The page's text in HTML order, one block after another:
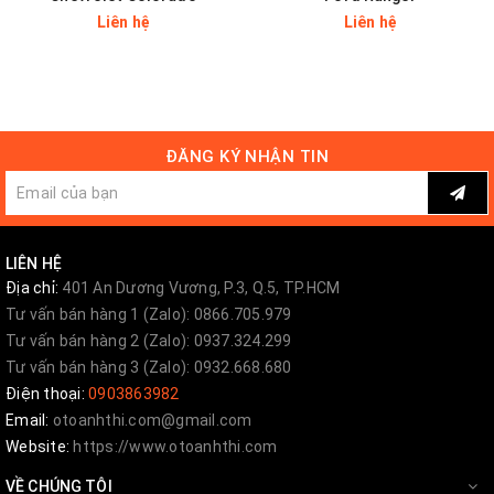
anhthiautophunghoa@gmail.com
Like Pagetheo dõi trên FB
Liên Hệ Nhận Báo Giá
Liên hệ
Liên hệ
ĐĂNG KÝ NHẬN TIN
LIÊN HỆ
Địa chỉ: 401 An Dương Vương, P.3, Q.5, TP.HCM
Tư vấn bán hàng 1 (Zalo): 0866.705.979
Tư vấn bán hàng 2 (Zalo): 0937.324.299
Tư vấn bán hàng 3 (Zalo): 0932.668.680
Điện thoại: 0903863982
Email: otoanhthi.com@gmail.com
Website: https://www.otoanhthi.com
VỀ CHÚNG TÔI